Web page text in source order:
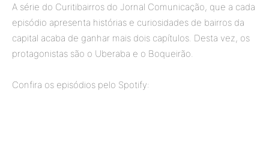
A série do Curitibairros do Jornal Comunicação, que a cada
episódio apresenta histórias e curiosidades de bairros da
capital acaba de ganhar mais dois capítulos. Desta vez, os
protagonistas são o Uberaba e o Boqueirão.
Confira os episódios pelo Spotify: